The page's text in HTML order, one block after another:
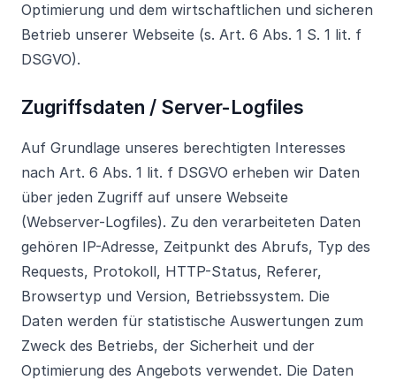
Optimierung und dem wirtschaftlichen und sicheren
Betrieb unserer Webseite (s. Art. 6 Abs. 1 S. 1 lit. f
DSGVO).
Zugriffsdaten / Server-Logfiles
Auf Grundlage unseres berechtigten Interesses
nach Art. 6 Abs. 1 lit. f DSGVO erheben wir Daten
über jeden Zugriff auf unsere Webseite
(Webserver-Logfiles). Zu den verarbeiteten Daten
gehören IP-Adresse, Zeitpunkt des Abrufs, Typ des
Requests, Protokoll, HTTP-Status, Referer,
Browsertyp und Version, Betriebssystem. Die
Daten werden für statistische Auswertungen zum
Zweck des Betriebs, der Sicherheit und der
Optimierung des Angebots verwendet. Die Daten